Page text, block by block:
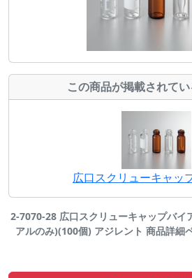
この商品が掲載されて
広口スクリューキャッ
2-7070-28 広口スクリューキャップバイ
アルのみ)(100個) アジレント 商品詳